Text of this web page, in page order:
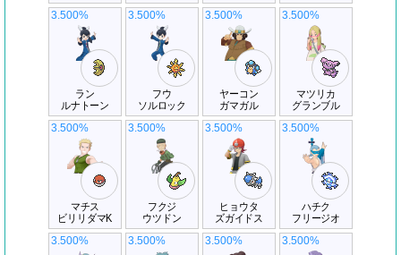
ラン
ルナトーン
3.500%
フウ
ソルロック
3.500%
ヤーコン
ガマガル
3.500%
マツリカ
グランブル
3.500%
マチス
ビリリダマK
3.500%
フクジ
ウツドン
3.500%
ヒョウタ
ズガイドス
3.500%
ハチク
フリージオ
3.500%
3.500% 3.500% 3.500% 3.500%